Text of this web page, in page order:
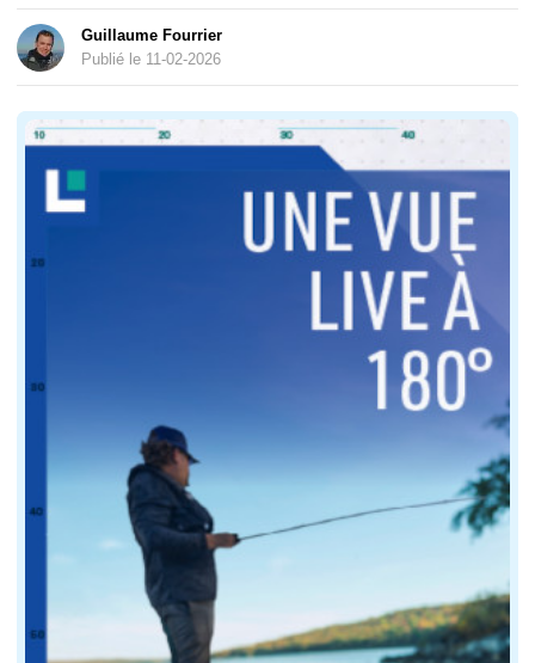
Guillaume Fourrier
Publié le 11-02-2026